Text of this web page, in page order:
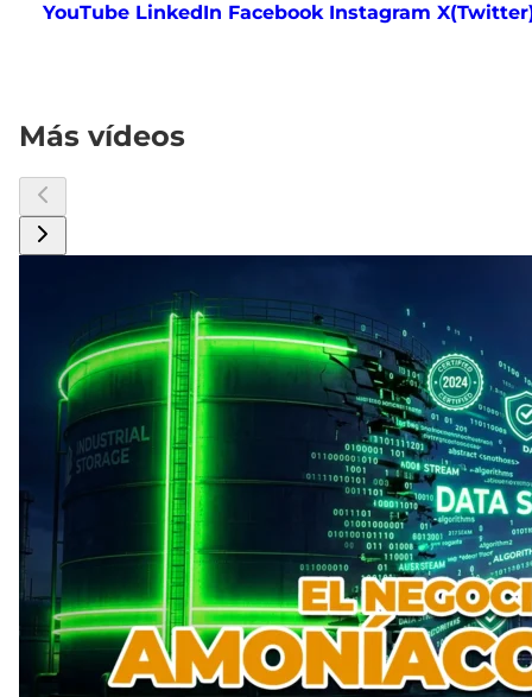
YouTube LinkedIn Facebook Instagram
Más vídeos